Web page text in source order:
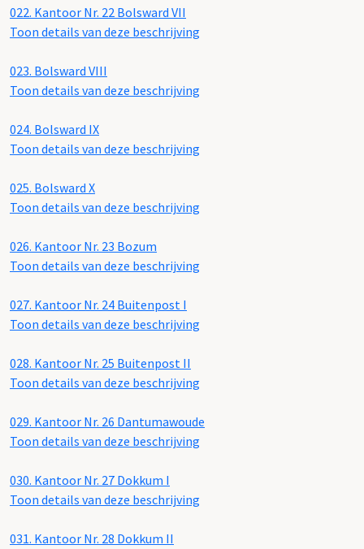
022. Kantoor Nr. 22 Bolsward VII
Toon details van deze beschrijving
023. Bolsward VIII
Toon details van deze beschrijving
024. Bolsward IX
Toon details van deze beschrijving
025. Bolsward X
Toon details van deze beschrijving
026. Kantoor Nr. 23 Bozum
Toon details van deze beschrijving
027. Kantoor Nr. 24 Buitenpost I
Toon details van deze beschrijving
028. Kantoor Nr. 25 Buitenpost II
Toon details van deze beschrijving
029. Kantoor Nr. 26 Dantumawoude
Toon details van deze beschrijving
030. Kantoor Nr. 27 Dokkum I
Toon details van deze beschrijving
031. Kantoor Nr. 28 Dokkum II